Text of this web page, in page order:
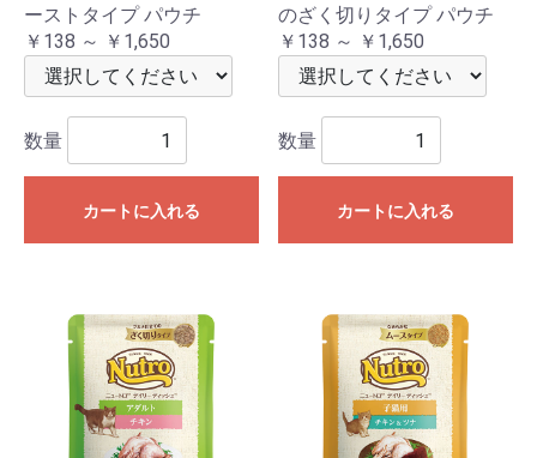
ーストタイプ パウチ
￥138 ～ ￥1,650
数量
カートに入れる
のざく切りタイプ パウチ
￥138 ～ ￥1,650
数量
カートに入れる